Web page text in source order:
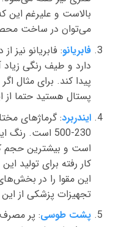
بالاست و علیرغم این
می‌توان در ساخت
فابریانو: فابریانو نیز
دارد و طیف رنگی
پیدا کند. برای مثال
پستال هستید حتما از
ایندربرد: گرماژهای
230-500 است.
است و بیشترین حجم
کار رفته برای تولید
این مقوا را در
تجهیزات پزشکی از
پشت طوسی: پر